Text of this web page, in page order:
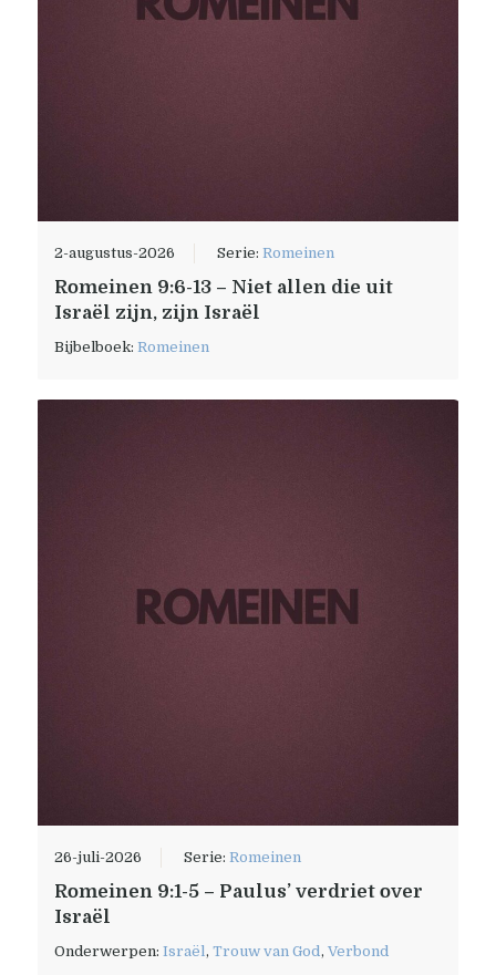
2-augustus-2026 Serie:Romeinen
Romeinen 9:6-13 – Niet allen die uit
Israël zijn, zijn Israël
Bijbelboek:Romeinen
26-juli-2026 Serie:Romeinen
Romeinen 9:1-5 – Paulus’ verdriet over
Israël
Onderwerpen:Israël ,Trouw van God ,Verbond